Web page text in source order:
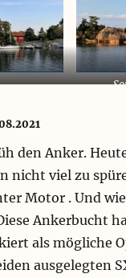
den Anker.
nicht viel zu
Motor . Und
Ankerbucht
als mögliche
ausgelegten